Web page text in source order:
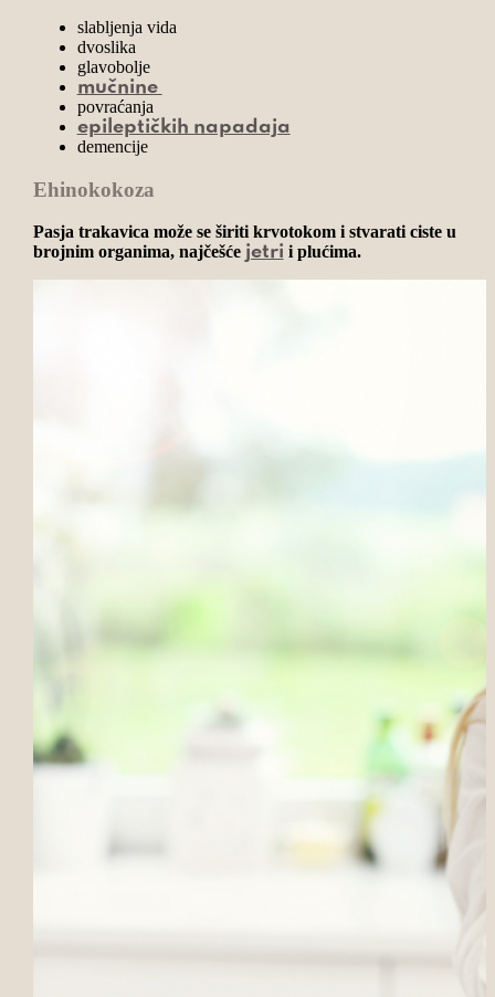
slabljenja vida
dvoslika
glavobolje
mučnine
povraćanja
epileptičkih napadaja
demencije
Ehinokokoza
Pasja trakavica može se širiti krvotokom i stvarati ciste u
brojnim organima, najčešće jetri i plućima.